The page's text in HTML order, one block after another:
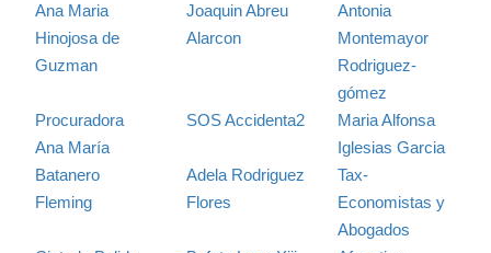
Ana Maria
Hinojosa de
Guzman
Joaquin Abreu
Alarcon
Antonia
Montemayor
Rodriguez-
gómez
Procuradora
Ana María
Batanero
Fleming
SOS Accidenta2
Maria Alfonsa
Iglesias Garcia
Adela Rodriguez
Flores
Tax-
Economistas y
Abogados